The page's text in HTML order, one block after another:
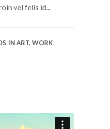
vel felis id...
IN ART, WORK